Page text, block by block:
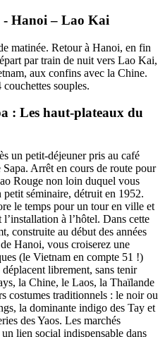
Hanoi – Lao Kai
matinée. Retour à Hanoi, en fin
par train de nuit vers Lao Kai,
aux confins avec la Chine.
souples.
: Les haut-plateaux du
un petit-déjeuner pris au café
Arrêt en cours de route pour
Rouge non loin duquel vous
séminaire, détruit en 1952.
le temps pour un tour en ville et
à l’hôtel. Dans cette
construite au début des années
Hanoi, vous croiserez une
(le Vietnam en compte 51 !)
librement, sans tenir
la Chine, le Laos, la Thaïlande
costumes traditionnels : le noir ou
la dominante indigo des Tay et
des Yaos. Les marchés
lien social indispensable dans